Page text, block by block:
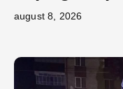
august 8, 2026